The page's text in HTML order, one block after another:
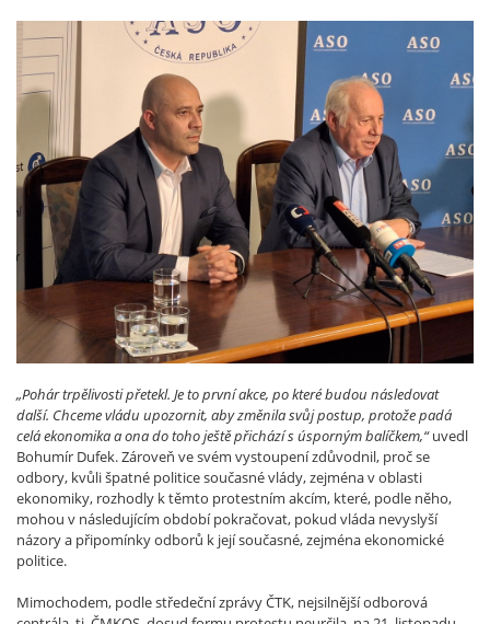
„Pohár trpělivosti přetekl. Je to první akce, po které budou následovat
další. Chceme vládu upozornit, aby změnila svůj postup, protože padá
celá ekonomika a ona do toho ještě přichází s úsporným balíčkem,“uvedl
Bohumír Dufek. Zároveň ve svém vystoupení zdůvodnil, proč se
odbory, kvůli špatné politice současné vlády, zejména v oblasti
ekonomiky, rozhodly k těmto protestním akcím, které, podle něho,
mohou v následujícím období pokračovat, pokud vláda nevyslyší
názory a připomínky odborů k její současné, zejména ekonomické
politice.
Mimochodem, podle středeční zprávy ČTK, nejsilnější odborová